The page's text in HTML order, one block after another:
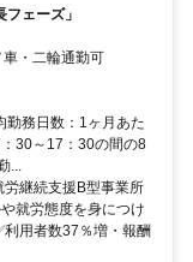
ェーズ」
・二輪通勤可
勤務日数：1ヶ月あた
30～17：30の間の8
継続支援B型事業所
就労態度を身につけ
用者数37％増・報酬